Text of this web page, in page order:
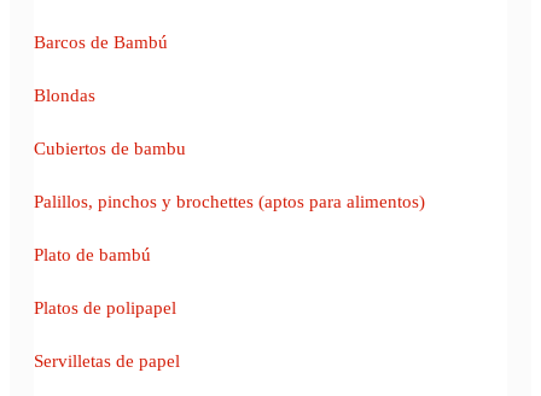
Barcos de Bambú
Blondas
Cubiertos de bambu
Palillos, pinchos y brochettes (aptos para alimentos)
Plato de bambú
Platos de polipapel
Servilletas de papel